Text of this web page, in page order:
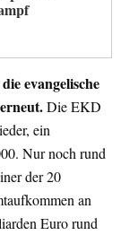
evangelische
Die EKD
ein
Nur noch rund
der 20
an
Euro rund